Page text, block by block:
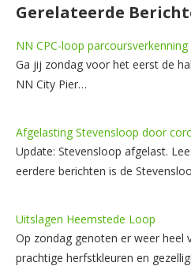
Gerelateerde
NN CPC-loop parcoursverkenning
Ga jij zondag voor het eerst de
NN City Pier…
Afgelasting Stevensloop door
Update: Stevensloop afgelast.
eerdere berichten is de
Uitslagen Heemstede Loop
Op zondag genoten er weer heel
prachtige herfstkleuren en